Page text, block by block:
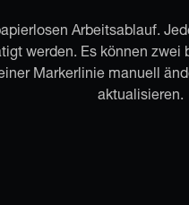
Arbeitsablauf.
werden. Es können
Markerlinie manuell
aktualisieren.